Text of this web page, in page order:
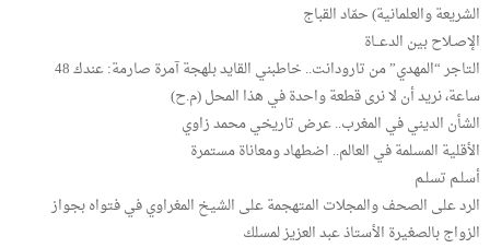
الشريعة والعلمانية) حمّاد القباج
الإصـلاح بين الدعــاة
التاجر “المهدي” من تارودانت.. خاطبني القايد بلهجة آمرة صارمة: عندك 48
ساعة، نريد أن لا نرى قطعة واحدة في هذا المحل (م.ح)
الشأن الديني في المغرب.. عرض تاريخي محمد زاوي
الأقلية المسلمة في العالم.. اضطهاد ومعاناة مستمرة
أسلـم تسلـم
الرد على الصحف والمجلات المتهجمة على الشيخ المغراوي في فتواه بجواز
الزواج بالصغيرة الأستاذ عبد العزيز لمسلك